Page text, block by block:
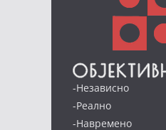
-Независно
-Реално
-Навремено